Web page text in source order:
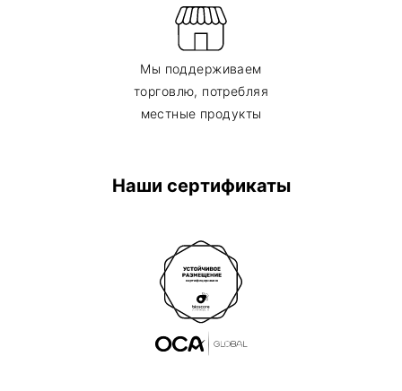
Мы поддерживаем
торговлю, потребляя
местные продукты
Наши сертификаты